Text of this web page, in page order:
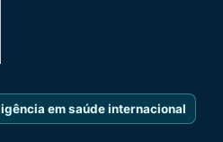
em saúde internacional